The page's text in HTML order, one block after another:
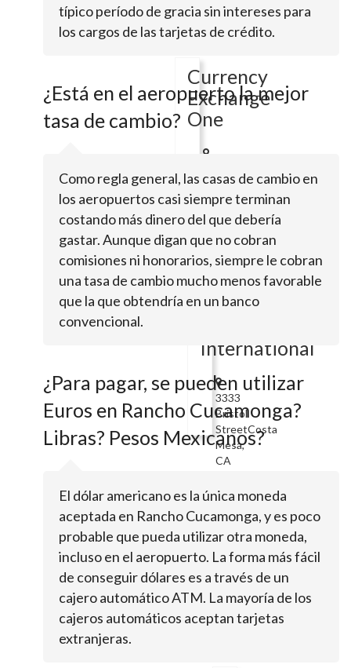
Monte,
CA
Currency
Exchange
One
S
Lake
Ave
Ste
108Pasadena,
CA
91101
Currency
International
3333
Bristol
StreetCosta
Mesa,
CA
Currency
Exchange
International
2210
Glendale
GalleriaGlendale,
típico período de gracia sin intereses para
los cargos de las tarjetas de crédito.
¿Está en el aeropuerto la mejor
tasa de cambio?
Como regla general, las casas de cambio en
los aeropuertos casi siempre terminan
costando más dinero del que debería
gastar. Aunque digan que no cobran
comisiones ni honorarios, siempre le cobran
una tasa de cambio mucho menos favorable
que la que obtendría en un banco
convencional.
¿Para pagar, se pueden utilizar
Euros en Rancho Cucamonga?
Libras? Pesos Mexicanos?
El dólar americano es la única moneda
aceptada en Rancho Cucamonga, y es poco
probable que pueda utilizar otra moneda,
incluso en el aeropuerto. La forma más fácil
de conseguir dólares es a través de un
cajero automático ATM. La mayoría de los
cajeros automáticos aceptan tarjetas
extranjeras.